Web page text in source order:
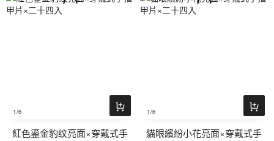
1/6
紅色鎏金豹纹亮面×穿戴式手
1/6
貓眼繽紛小花亮面×穿戴式手